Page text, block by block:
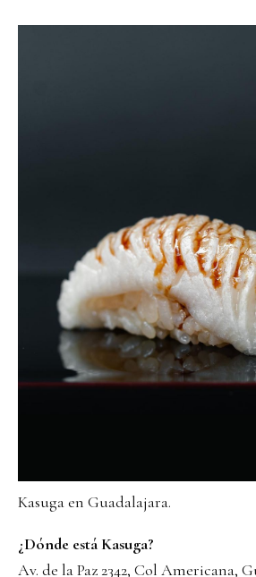
Kasuga en Guadalajara.
¿Dónde está Kasuga?
Av. de la Paz 2342, Col Americana,